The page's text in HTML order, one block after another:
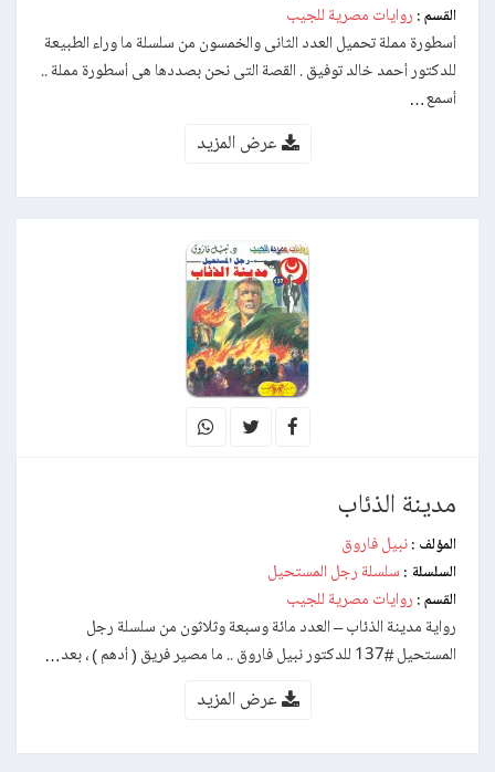
القسم : روايات مصرية للجيب
أسطورة مملة تحميل العدد الثانى والخمسون من سلسلة ما وراء الطبيعة
للدكتور أحمد خالد توفيق . القصة التى نحن بصددها هى أسطورة مملة ..
أسمع…
عرض المزيد
مدينة الذئاب
المؤلف : نبيل فاروق
السلسلة : سلسلة رجل المستحيل
القسم : روايات مصرية للجيب
رواية مدينة الذئاب – العدد مائة وسبعة وثلاثون من سلسلة رجل
المستحيل #137 للدكتور نبيل فاروق .. ما مصير فريق ( أدهم ) ، بعد…
عرض المزيد